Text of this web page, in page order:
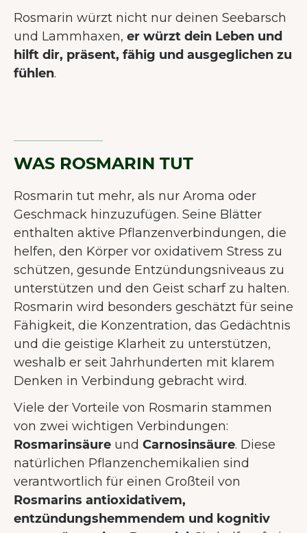
Rosmarin würzt nicht nur deinen Seebarsch
und Lammhaxen, er würzt dein Leben und
hilft dir, präsent, fähig und ausgeglichen zu
fühlen.
WAS ROSMARIN TUT
Rosmarin tut mehr, als nur Aroma oder
Geschmack hinzuzufügen. Seine Blätter
enthalten aktive Pflanzenverbindungen, die
helfen, den Körper vor oxidativem Stress zu
schützen, gesunde Entzündungsniveaus zu
unterstützen und den Geist scharf zu halten.
Rosmarin wird besonders geschätzt für seine
Fähigkeit, die Konzentration, das Gedächtnis
und die geistige Klarheit zu unterstützen,
weshalb er seit Jahrhunderten mit klarem
Denken in Verbindung gebracht wird.
Viele der Vorteile von Rosmarin stammen
von zwei wichtigen Verbindungen:
Rosmarinsäure und Carnosinsäure. Diese
natürlichen Pflanzenchemikalien sind
verantwortlich für einen Großteil von
Rosmarins antioxidativem,
entzündungshemmendem und kognitiv